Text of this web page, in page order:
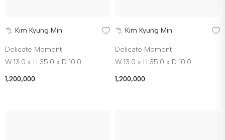
Kim Kyung Min
Delicate Moment
W 13.0 x H 35.0 x D 10.0
1,200,000
Kim Kyung Min
Delicate Moment
W 13.0 x H 35.0 x D 10.0
1,200,000